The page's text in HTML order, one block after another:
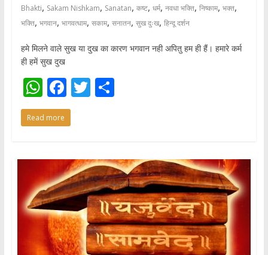
Bhakti, Sakam Nishkam, Sanatan, कष्ट, धर्म, नवधा भक्ति, निष्काम, भक्त,
भक्ति, भगवान, भागवत्धाम, सकाम, सनातन, सुख दुःख, हिन्दू दर्शन
हमे मिलने वाले सुख या दुख का कारण भगवान नही अपितु हम ही हैं। हमारे कर्म
ही हमें सुख दुख
W
h
at
A
p
p
F
ac
e
o
o
k
T S
Read more